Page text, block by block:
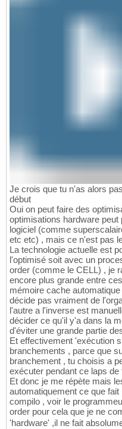
Je crois que tu n'as alors
début
Oui on peut faire des
optimisations hardware
logiciel (comme
etc etc) , mais ce n'est pas
La technologie actuelle est
l'optimisé soit avec un
order (comme le CELL) , je
encore plus grande entre
mémoire cache
décide pas vraiment de
l'autre a l'inverse est
décider ce qu'il y'a dans la
d'éviter une grande partie
Et effectivement 'exécution
branchements , parce que
branchement , tu choisis a
exécuter pendant ce laps de
Et donc je me répète mais
automatiquement ce que
compilo , voir le
order pour cela que je ne
'hardware' ,il ne fait